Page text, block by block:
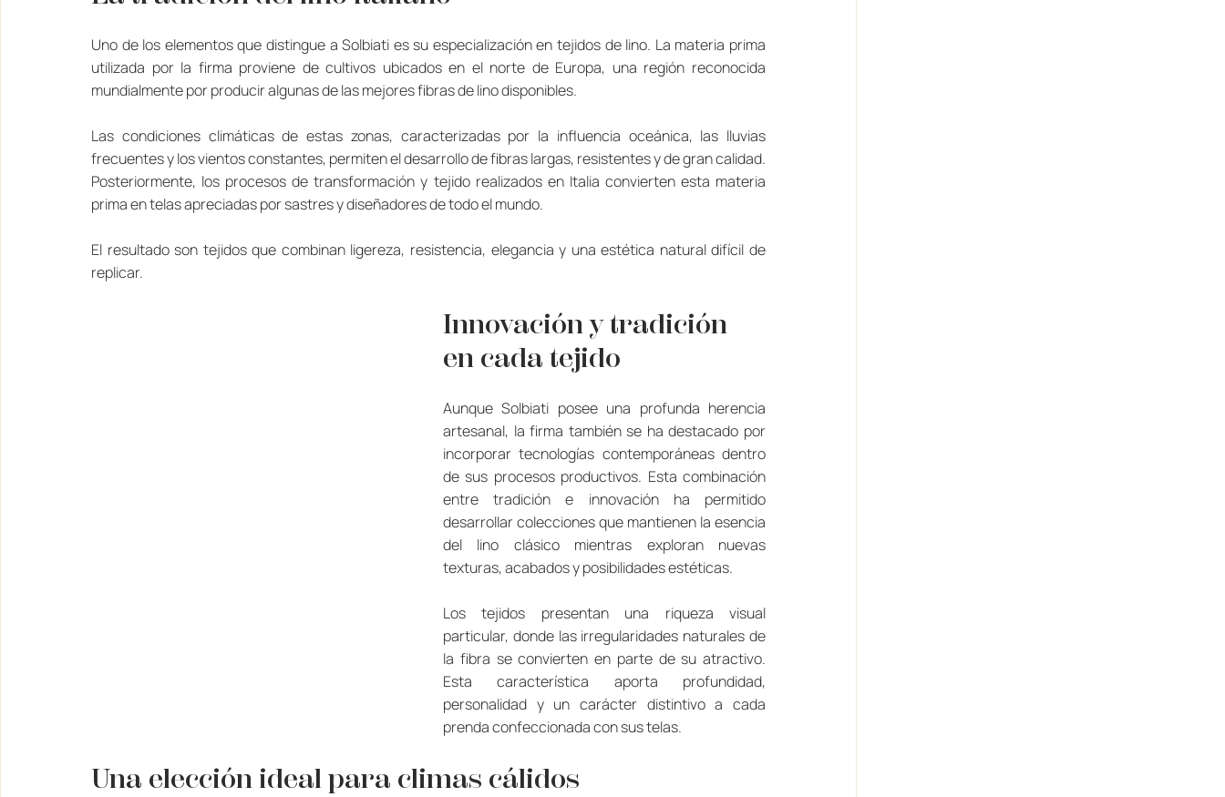
Uno de los elementos que distingue a Solbiati es su especialización en tejidos de lino. La materia prima
utilizada por la firma proviene de cultivos ubicados en el norte de Europa, una región reconocida
mundialmente por producir algunas de las mejores fibras de lino disponibles.
Las condiciones climáticas de estas zonas, caracterizadas por la influencia oceánica, las lluvias
frecuentes y los vientos constantes, permiten el desarrollo de fibras largas, resistentes y de gran calidad.
Posteriormente, los procesos de transformación y tejido realizados en Italia convierten esta materia
prima en telas apreciadas por sastres y diseñadores de todo el mundo.
El resultado son tejidos que combinan ligereza, resistencia, elegancia y una estética natural difícil de
replicar.
Innovación y tradición
en cada tejido
Aunque Solbiati posee una profunda herencia
artesanal, la firma también se ha destacado por
incorporar tecnologías contemporáneas dentro
de sus procesos productivos. Esta combinación
entre tradición e innovación ha permitido
desarrollar colecciones que mantienen la esencia
del lino clásico mientras exploran nuevas
texturas, acabados y posibilidades estéticas.
Los tejidos presentan una riqueza visual
particular, donde las irregularidades naturales de
la fibra se convierten en parte de su atractivo.
Esta característica aporta profundidad,
personalidad y un carácter distintivo a cada
prenda confeccionada con sus telas.
Una elección ideal para climas cálidos